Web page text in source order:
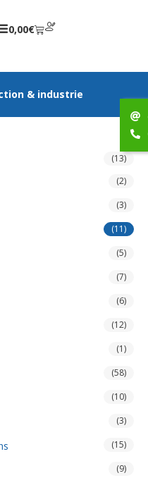
0,00€
& industrie
(13)
(2)
(3)
(11)
(5)
(7)
(6)
(12)
(1)
(58)
(10)
(3)
(15)
(9)